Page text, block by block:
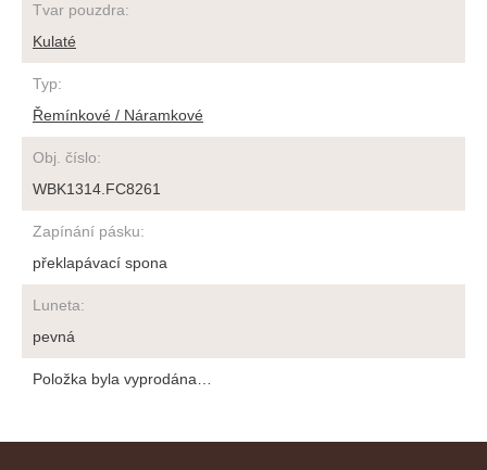
Tvar pouzdra:
Kulaté
Typ:
Řemínkové / Náramkové
Obj. číslo:
WBK1314.FC8261
Zapínání pásku:
překlapávací spona
Luneta:
pevná
Položka byla vyprodána…